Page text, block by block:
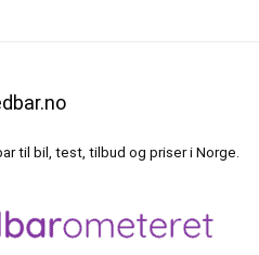
til bil, test, tilbud og priser i Norge.